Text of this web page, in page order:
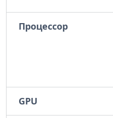
Процессор
GPU